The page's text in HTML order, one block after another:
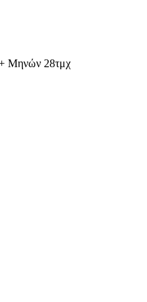
Μηνών 28τμχ